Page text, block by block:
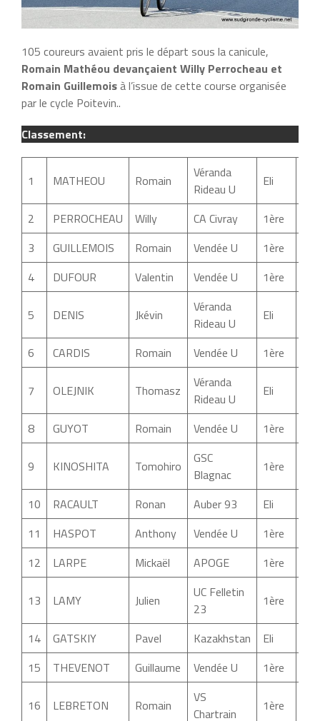
105 coureurs avaient pris le départ sous la canicule,
Romain Mathéou devançaient Willy Perrocheau et
Romain Guillemoisà l’issue de cette course organisée
par le cycle Poitevin..
Classement:
1 MATHEOU Romain
Véranda
Rideau U
Eli
2 PERROCHEAU Willy CA Civray 1ère
3
GUILLEMOIS Romain Vendée U 1ère
4
DUFOUR Valentin Vendée U 1ère
5 DENIS Jkévin
Véranda
Rideau U
Eli
6 CARDIS Romain Vendée U 1ère
7 OLEJNIK Thomasz
Véranda
Rideau U
Eli
8 GUYOT Romain Vendée U 1ère
9 KINOSHITA Tomohiro
GSC
Blagnac
1ère
10 RACAULT Ronan Auber 93 Eli
11
HASPOT Anthony Vendée U 1ère
12
LARPE Mickaël APOGE 1ère
13 LAMY Julien
UC Felletin
23
1ère
14 GATSKIY Pavel Kazakhstan Eli
15
THEVENOT Guillaume Vendée U 1ère
16 LEBRETON Romain
VS
Chartrain
1ère